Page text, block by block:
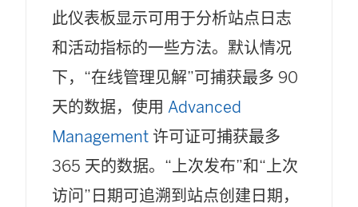
此仪表板显示可用于分析站点日志
和活动指标的一些方法。默认情况
下，“在线管理见解”可捕获最多 90
天的数据，使用 Advanced
Management 许可证可捕获最多
365 天的数据。“上次发布”和“上次
访问”日期可追溯到站点创建日期，